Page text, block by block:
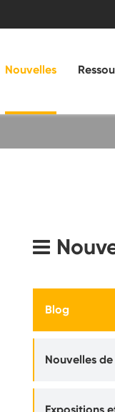
Nouvelles
Blog
Nouvelles